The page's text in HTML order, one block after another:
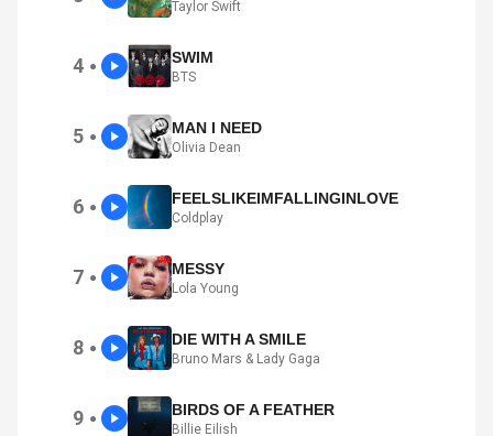
Taylor Swift
4 ● SWIM
BTS
5 ● MAN I NEED
Olivia Dean
6 ● FEELSLIKEIMFALLINGINLOVE
Coldplay
7 ● MESSY
Lola Young
8 ● DIE WITH A SMILE
Bruno Mars & Lady Gaga
9 ● BIRDS OF A FEATHER
Billie Eilish